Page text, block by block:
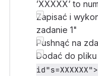
’XXXXX’ to
Zapisać i
zadanie 1"
Pushnąć na
Dodać do pliku
id"s=XXXXXX">